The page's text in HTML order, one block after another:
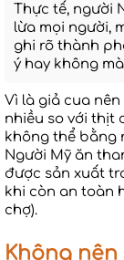
Thực tế, người
lừa mọi người,
ghi rõ thành
ý hay không
Vì là giả cua
nhiều so với thịt
không thể bằng
Người Mỹ ăn
được sản xuất
khi còn an toàn
chợ).
Không